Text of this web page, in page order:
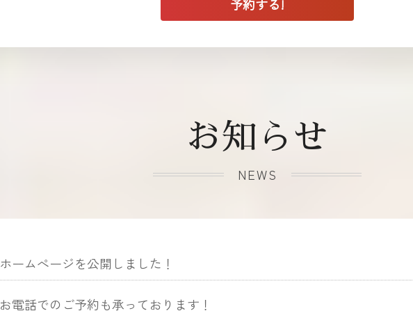
お知らせ
NEWS
ホームぺージを公開しました！
お電話でのご予約も承っております！